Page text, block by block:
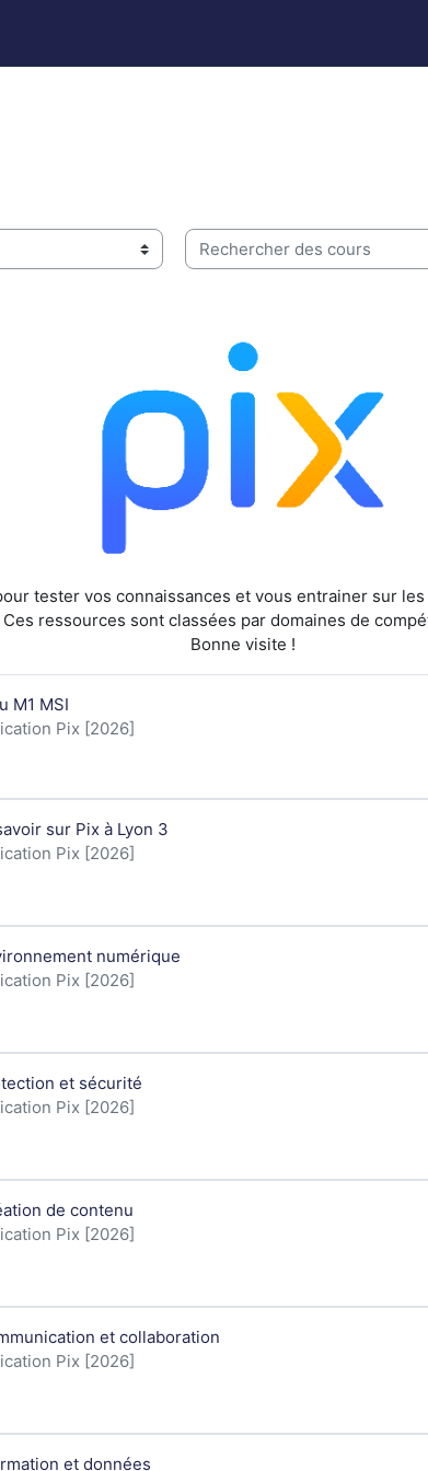
Rechercher des cours
tester vos connaissances et vous entrainer sur
Ces ressources sont classées par domaines de
Bonne visite !
cours
M1 MSI
de cours
Pix [2026]
courssur Pix à Lyon 3
de cours
Pix [2026]
cours
numérique
de cours
Pix [2026]
courset sécurité
de cours
Pix [2026]
coursde contenu
de cours
Pix [2026]
cours
et collaboration
de cours
Pix [2026]
cours et données